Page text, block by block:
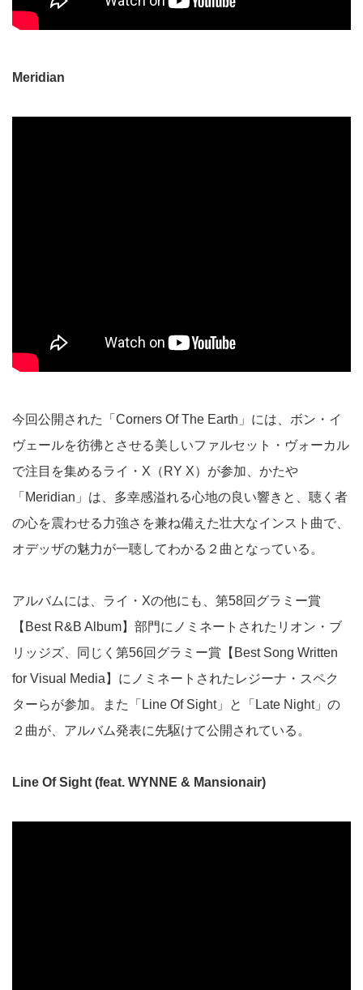
Meridian
今回公開された「Corners Of The Earth」には、ボン・イ
ヴェールを彷彿とさせる美しいファルセット・ヴォーカル
で注目を集めるライ・X（RY X）が参加、かたや
「Meridian」は、多幸感溢れる心地の良い響きと、聴く者
の心を震わせる力強さを兼ね備えた壮大なインスト曲で、
オデッザの魅力が一聴してわかる２曲となっている。
アルバムには、ライ・Xの他にも、第58回グラミー賞
【Best R&B Album】部門にノミネートされたリオン・ブ
リッジズ、同じく第56回グラミー賞【Best Song Written
for Visual Media】にノミネートされたレジーナ・スペク
ターらが参加。また「Line Of Sight」と「Late Night」の
２曲が、アルバム発表に先駆けて公開されている。
Line Of Sight (feat. WYNNE & Mansionair)